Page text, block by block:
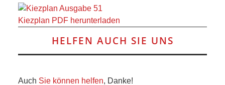
UND
FREIZEIT
DER
Kiezplan PDF herunterladen
HELFEN AUCH SIE UNS
Auch Sie können helfen, Danke!